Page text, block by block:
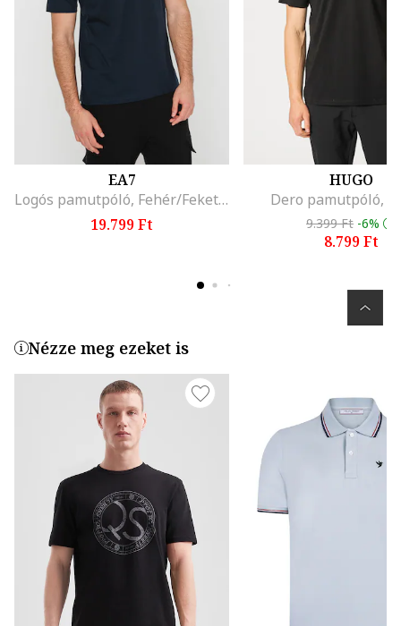
EA7
Logós pamutpóló, Fehér/Fekete/Tengerészkék
19.799 Ft
HUGO
Dero pamutpóló,
9.399 Ft -6%
8.799 Ft
Nézze meg ezeket is